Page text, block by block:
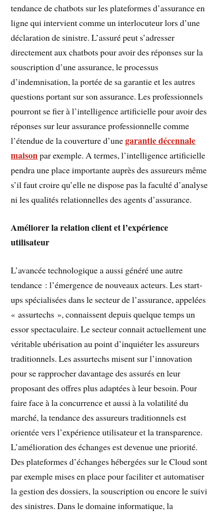
tendance de chatbots sur les plateformes d’assurance en
ligne qui intervient comme un interlocuteur lors d’une
déclaration de sinistre. L’assuré peut s’adresser
directement aux chatbots pour avoir des réponses sur la
souscription d’une assurance, le processus
d’indemnisation, la portée de sa garantie et les autres
questions portant sur son assurance. Les professionnels
pourront se fier à l’intelligence artificielle pour avoir des
réponses sur leur assurance professionnelle comme
l’étendue de la couverture d’unegarantie décennale
maisonpar exemple. A termes, l’intelligence artificielle
pendra une place importante auprès des assureurs même
s’il faut croire qu’elle ne dispose pas la faculté d’analyse
ni les qualités relationnelles des agents d’assurance.
Améliorer la relation client et l’expérience
utilisateur
L’avancée technologique a aussi généré une autre
tendance : l’émergence de nouveaux acteurs. Les start-
ups spécialisées dans le secteur de l’assurance, appelées
« assurtechs », connaissent depuis quelque temps un
essor spectaculaire. Le secteur connait actuellement une
véritable ubérisation au point d’inquiéter les assureurs
traditionnels. Les assurtechs misent sur l’innovation
pour se rapprocher davantage des assurés en leur
proposant des offres plus adaptées à leur besoin. Pour
faire face à la concurrence et aussi à la volatilité du
marché, la tendance des assureurs traditionnels est
orientée vers l’expérience utilisateur et la transparence.
L’amélioration des échanges est devenue une priorité.
Des plateformes d’échanges hébergées sur le Cloud sont
par exemple mises en place pour faciliter et automatiser
la gestion des dossiers, la souscription ou encore le suivi
des sinistres. Dans le domaine informatique, la